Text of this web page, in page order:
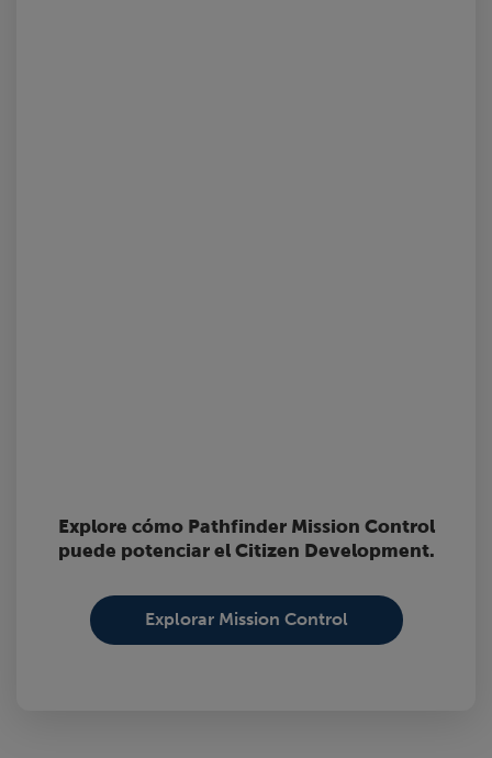
Explore cómo Pathfinder Mission Control
puede potenciar el Citizen Development.
Explorar Mission Control